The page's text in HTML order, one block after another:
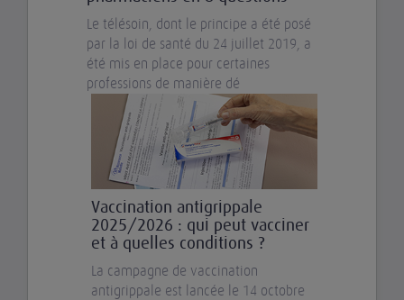
Le télésoin, dont le principe a été posé
par la loi de santé du 24 juillet 2019, a
été mis en place pour certaines
professions de manière dé
Vaccination antigrippale
2025/2026 : qui peut vacciner
et à quelles conditions ?
La campagne de vaccination
antigrippale est lancée le 14 octobre